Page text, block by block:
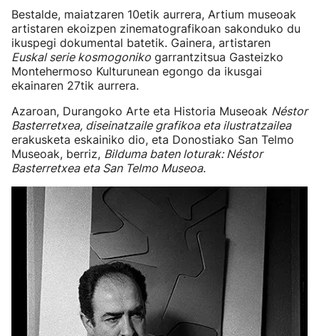
Bestalde, maiatzaren 10etik aurrera, Artium museoak
artistaren ekoizpen zinematografikoan sakonduko du
ikuspegi dokumental batetik. Gainera, artistaren
Euskal serie kosmogoniko garrantzitsua Gasteizko
Montehermoso Kulturunean egongo da ikusgai
ekainaren 27tik aurrera.
Azaroan, Durangoko Arte eta Historia Museoak Néstor
Basterretxea, diseinatzaile grafikoa eta ilustratzailea
erakusketa eskainiko dio, eta Donostiako San Telmo
Museoak, berriz, Bilduma baten loturak: Néstor
Basterretxea eta San Telmo Museoa.